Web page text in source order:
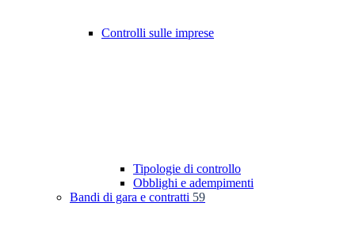
Controlli sulle imprese
Tipologie di controllo
Obblighi e adempimenti
Bandi di gara e contratti 59